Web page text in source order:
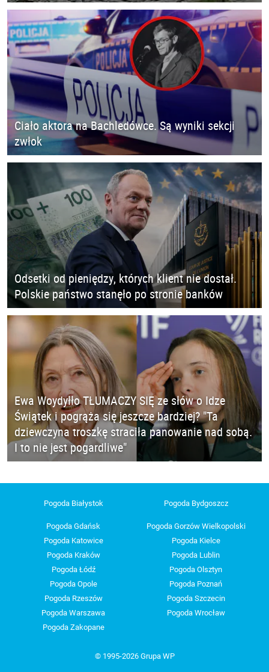
Ciało aktora na Bachledówce. Są wyniki sekcji
zwłok
Odsetki od pieniędzy, których klient nie dostał.
Polskie państwo stanęło po stronie banków
Ewa Woydyłło TŁUMACZY SIĘ ze słów o Idze
Świątek i pogrąża się jeszcze bardziej? "Ta
dziewczyna troszkę straciła panowanie nad sobą.
I to nie jest pogardliwe"
Pogoda Białystok Pogoda Bydgoszcz
Pogoda Gdańsk
Pogoda Gorzów Wielkopolski
Pogoda Katowice
Pogoda Kielce
Pogoda Kraków
Pogoda Lublin
Pogoda Łódź
Pogoda Olsztyn
Pogoda Opole
Pogoda Poznań
Pogoda Rzeszów
Pogoda Szczecin
Pogoda Warszawa
Pogoda Wrocław
Pogoda Zakopane
© 1995-2026 Grupa WP